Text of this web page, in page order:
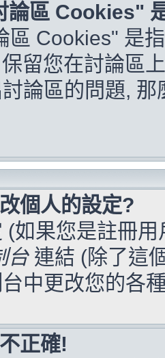
論區 Cookies"
區 Cookies" 是
留您在討論區
論區的問題,
個人的設定?
(如果您是註冊
台連結 (除了這
中更改您的各
正確!